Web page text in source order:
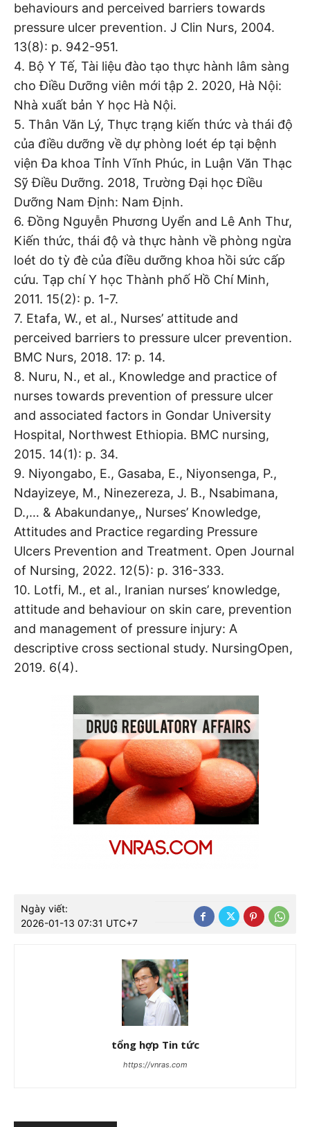
behaviours and perceived barriers towards
pressure ulcer prevention. J Clin Nurs, 2004.
13(8): p. 942-951.
4. Bộ Y Tế, Tài liệu đào tạo thực hành lâm sàng
cho Điều Dưỡng viên mới tập 2. 2020, Hà Nội:
Nhà xuất bản Y học Hà Nội.
5. Thân Văn Lý, Thực trạng kiến thức và thái độ
của điều dưỡng về dự phòng loét ép tại bệnh
viện Đa khoa Tỉnh Vĩnh Phúc, in Luận Văn Thạc
Sỹ Điều Dưỡng. 2018, Trường Đại học Điều
Dưỡng Nam Định: Nam Định.
6. Đồng Nguyễn Phương Uyển and Lê Anh Thư,
Kiến thức, thái độ và thực hành về phòng ngừa
loét do tỳ đè của điều dưỡng khoa hồi sức cấp
cứu. Tạp chí Y học Thành phố Hồ Chí Minh,
2011. 15(2): p. 1-7.
7. Etafa, W., et al., Nurses’ attitude and
perceived barriers to pressure ulcer prevention.
BMC Nurs, 2018. 17: p. 14.
8. Nuru, N., et al., Knowledge and practice of
nurses towards prevention of pressure ulcer
and associated factors in Gondar University
Hospital, Northwest Ethiopia. BMC nursing,
2015. 14(1): p. 34.
9. Niyongabo, E., Gasaba, E., Niyonsenga, P.,
Ndayizeye, M., Ninezereza, J. B., Nsabimana,
D.,… & Abakundanye,, Nurses’ Knowledge,
Attitudes and Practice regarding Pressure
Ulcers Prevention and Treatment. Open Journal
of Nursing, 2022. 12(5): p. 316-333.
10. Lotfi, M., et al., Iranian nurses’ knowledge,
attitude and behaviour on skin care, prevention
and management of pressure injury: A
descriptive cross sectional study. NursingOpen,
2019. 6(4).
Ngày viết:
2026-01-13 07:31 UTC+7
tổng hợp Tin tức
https://vnras.com